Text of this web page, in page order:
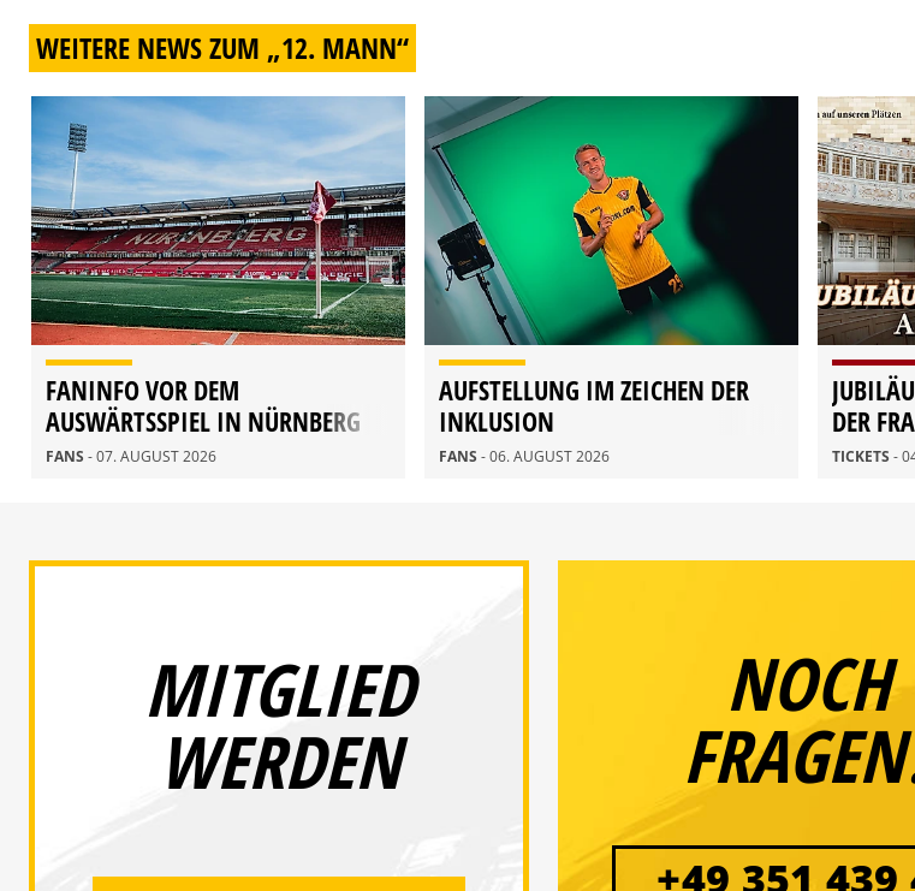
WEITERE NEWS ZUM „12. MANN“
FANINFO VOR DEM
AUSWÄRTSSPIEL IN NÜRNBERG
FANS - 07. AUGUST 2026
AUFSTELLUNG IM ZEICHEN DER
INKLUSION
FANS - 06. AUGUST 2026
DER
AUGUST
TICKETS -
MITGLIED
WERDEN
NOCH
+49 351 439